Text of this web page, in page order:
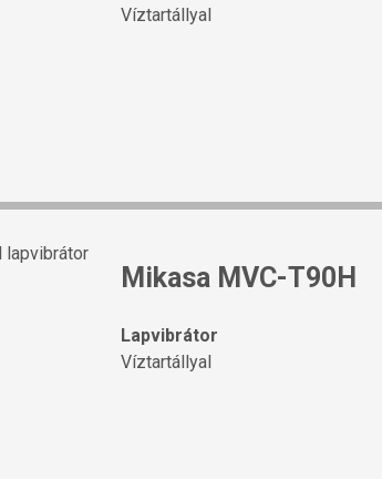
Víztartállyal
Mikasa MVC-T90H
Lapvibrátor
Víztartállyal